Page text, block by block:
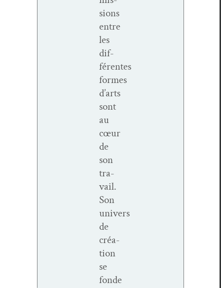
sions
entre
les
dif­
férentes
formes
d’arts
sont
au
cœur
de
son
tra­
vail.
Son
univers
de
créa­
tion
se
fonde